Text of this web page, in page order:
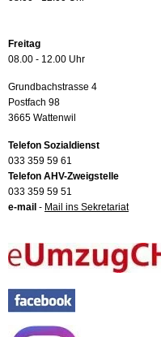
Freitag
08.00 - 12.00 Uhr
Grundbachstrasse 4
Postfach 98
3665 Wattenwil
Telefon Sozialdienst
033 359 59 61
Telefon AHV-Zweigstelle
033 359 59 51
e-mail - Mail ins Sekretariat